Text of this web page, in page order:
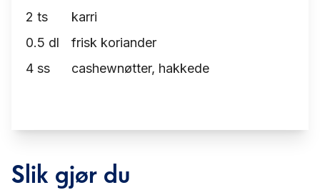
2 ts
karri
0.5 dl
frisk koriander
4 ss cashewnøtter, hakkede
Slik gjør du